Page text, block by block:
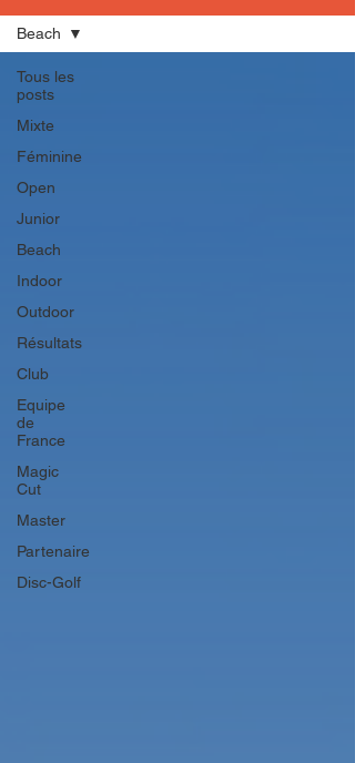
Tous les
posts
Mixte
Féminine
Open
Junior
Beach
Indoor
Outdoor
Résultats
Club
Equipe
de
France
Magic
Cut
Master
Partenaire
Disc-Golf
Beach